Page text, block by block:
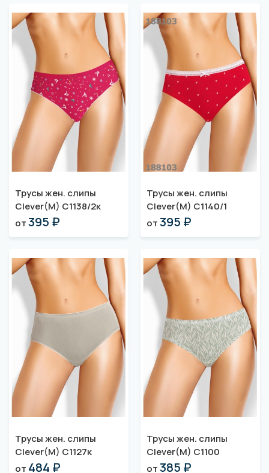
Трусы жен. слипы
Clever(M) C1138/2к
от395 ₽
Трусы жен. слипы
Clever(M) C1140/1
от395 ₽
Трусы жен. слипы
Clever(M) C1127к
от 484 ₽
Трусы жен. слипы
Clever(M) C1100
от385 ₽